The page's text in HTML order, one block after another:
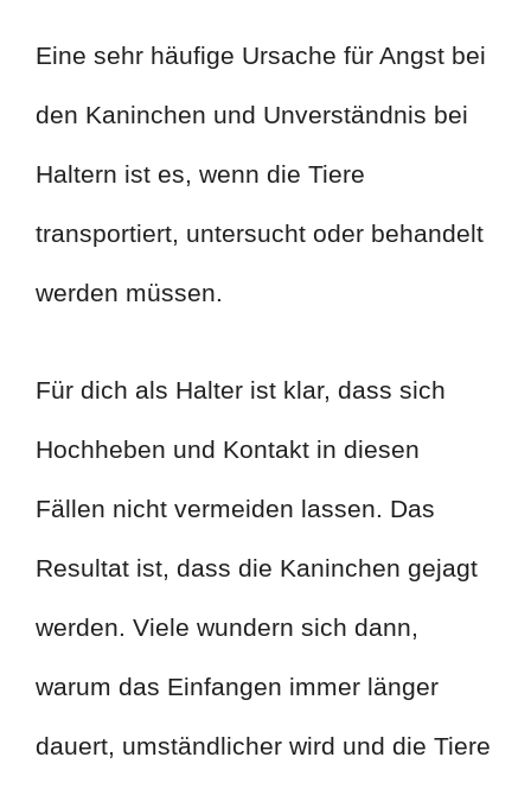
Eine sehr häufige Ursache für Angst bei
den Kaninchen und Unverständnis bei
Haltern ist es, wenn die Tiere
transportiert, untersucht oder behandelt
werden müssen.
Für dich als Halter ist klar, dass sich
Hochheben und Kontakt in diesen
Fällen nicht vermeiden lassen. Das
Resultat ist, dass die Kaninchen gejagt
werden. Viele wundern sich dann,
warum das Einfangen immer länger
dauert, umständlicher wird und die Tiere